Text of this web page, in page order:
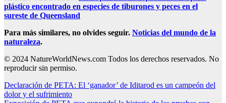
plástico encontrado en especies de tiburones y peces en el
sureste de Queensland
Para más similares, no olvides seguir. Noticias del mundo de la
naturaleza.
© 2024 NatureWorldNews.com Todos los derechos reservados. No
reproducir sin permiso.
Post
navigation
Declaración de PETA: El ‘ganador’ de Iditarod es un campeón del
dolor y el sufrimiento